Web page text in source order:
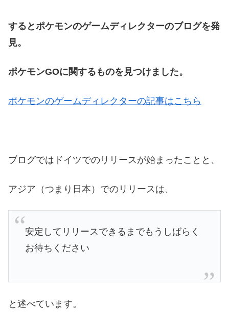
するとポケモンのゲームディレクターのブログを発
見。
ポケモンGOに関するものを見つけました。
ポケモンのゲームディレクターの記事はこちら
ブログではドイツでのリリースが始まったことと、
アジア（つまり日本）でのリリースは、
安定してリリースできるまでもうしばらく
お待ちください
と述べています。